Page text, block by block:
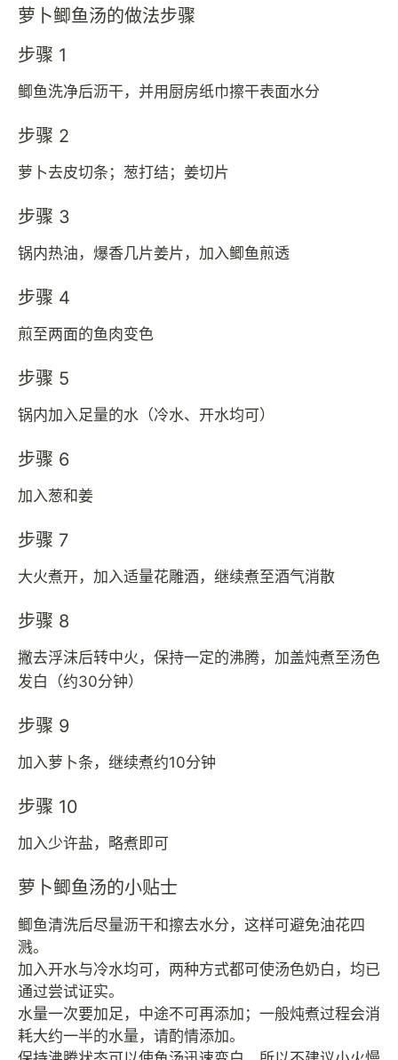
萝卜鲫鱼汤的做法步骤
步骤 1
鲫鱼洗净后沥干，并用厨房纸巾擦干表面水分
步骤 2
萝卜去皮切条；葱打结；姜切片
步骤 3
锅内热油，爆香几片姜片，加入鲫鱼煎透
步骤 4
煎至两面的鱼肉变色
步骤 5
锅内加入足量的水（冷水、开水均可）
步骤 6
加入葱和姜
步骤 7
大火煮开，加入适量花雕酒，继续煮至酒气消散
步骤 8
撇去浮沫后转中火，保持一定的沸腾，加盖炖煮至汤色
发白（约30分钟）
步骤 9
加入萝卜条，继续煮约10分钟
步骤 10
加入少许盐，略煮即可
萝卜鲫鱼汤的小贴士
鲫鱼清洗后尽量沥干和擦去水分，这样可避免油花四
溅。
加入开水与冷水均可，两种方式都可使汤色奶白，均已
通过尝试证实。
水量一次要加足，中途不可再添加；一般炖煮过程会消
耗大约一半的水量，请酌情添加。